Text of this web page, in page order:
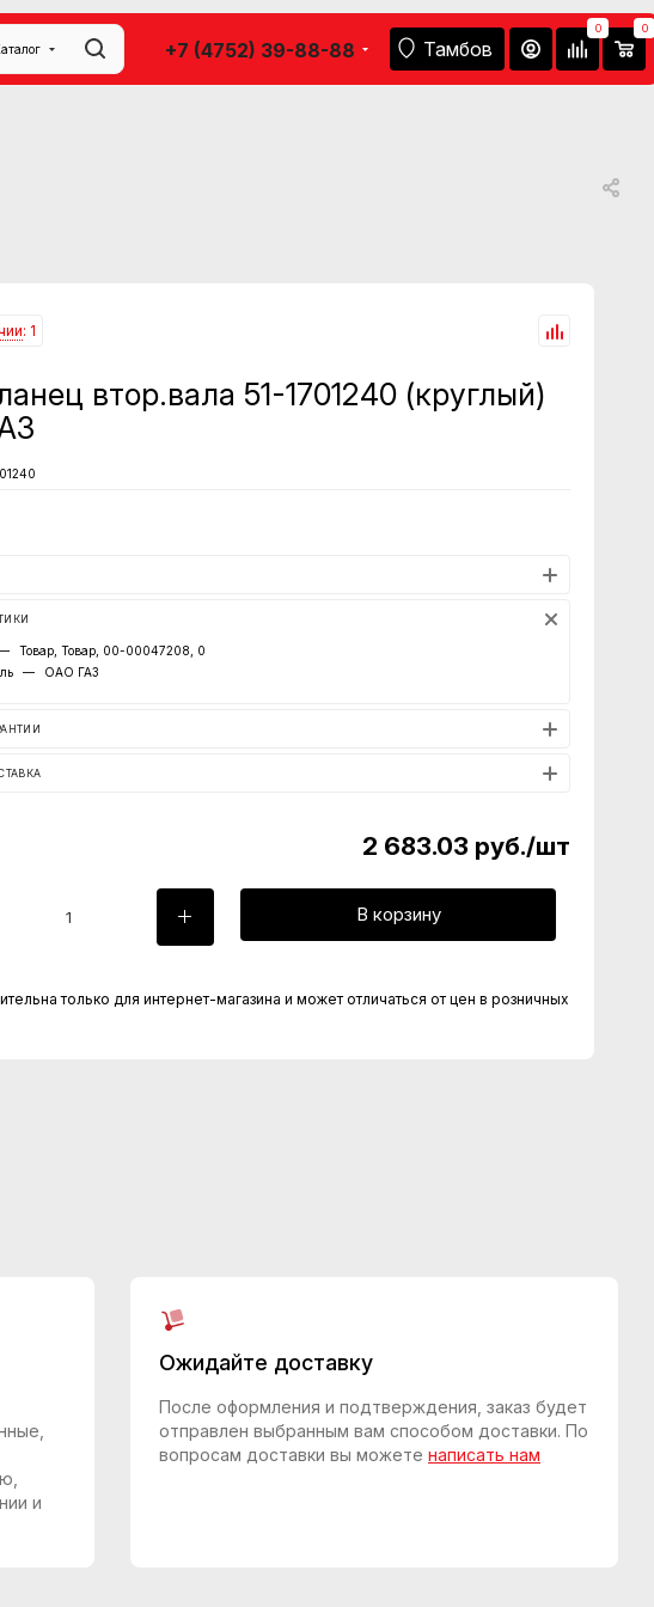
+7 (4752) 39-88-88 Тамбов
0 0
: 1
втор.вала 51-1701240 (круглый)
Товар, Товар, 00-00047208, 0
— ОАО ГАЗ
2 683.03 руб./шт
В корзину
только для интернет-магазина и может отличаться от цен в розничных
и
Ожидайте доставку
После оформления и подтверждения, заказ будет
отправлен выбранным вам способом доставки. По
вопросам доставки вы можете написать нам